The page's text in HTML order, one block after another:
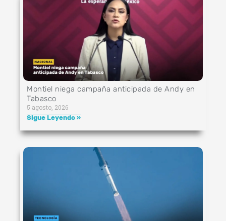
Montiel niega campaña anticipada de Andy en
Tabasco
5 agosto, 2026
Sigue Leyendo »